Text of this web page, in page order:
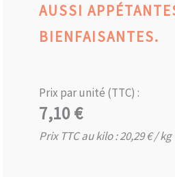
AUSSI
BIENFAISANTES.
Prix par unité (TTC) :
7,10€
Prix TTC au kilo :20,29€/ kg